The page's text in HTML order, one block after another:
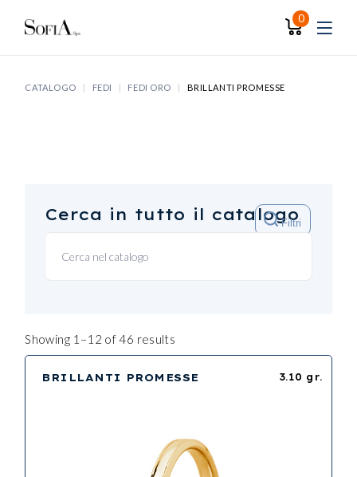
0
CATALOGO FEDI FEDI ORO BRILLANTI PROMESSE
Cerca in tutto il catalogo
Filtri
Showing 1–12 of 46 results
3.10 gr.
BRILLANTI PROMESSE